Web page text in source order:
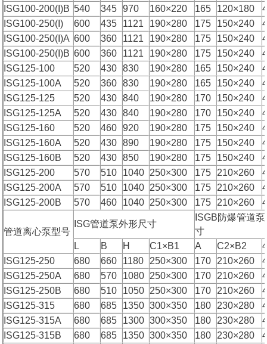
ISG100-200(I)B 540 345 970 160×220 165 120×180
ISG100-250(I)
600 435 1121 190×280 175 150×240
ISG100-250(I)A 600 360 1121 190×280 175 150×240
ISG100-250(I)B 600 360 1121 190×280 175 150×240
ISG125-100
520 430 830 190×280 165 150×240
ISG125-100A
520 360 830 190×280 165 150×240
ISG125-125
520 430 840 190×280 170 150×240
ISG125-125A
520 430 840 190×280 170 150×240
ISG125-160
520 460 920 190×280 175 150×240
ISG125-160A
520 430 890 190×280 175 150×240
ISG125-160B
520 430 850 190×280 175 150×240
ISG125-200
570 510 1040 250×300 175 210×260
ISG125-200A
570 510 1040 250×300 175 210×260
ISG125-200B
570 460 1040 250×300 175 210×260
管道离心泵型号
ISG管道泵外形尺寸
ISGB防爆管道
寸
L
B H C1×B1 A C2×B2
ISG125-250
680 660 1180 250×300 170 210×260
ISG125-250A
680 570 1080 250×300 170 210×260
ISG125-250B
680 510 1050 250×300 170 210×260
ISG125-315
680 685 1350 300×350 180 230×280
ISG125-315A
680 685 1300 300×350 180 230×280
ISG125-315B
680 685 1350 300×350 180 230×280